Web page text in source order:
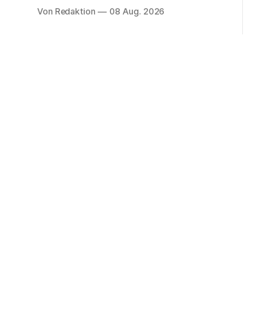
Von Redaktion 08 Aug. 2026